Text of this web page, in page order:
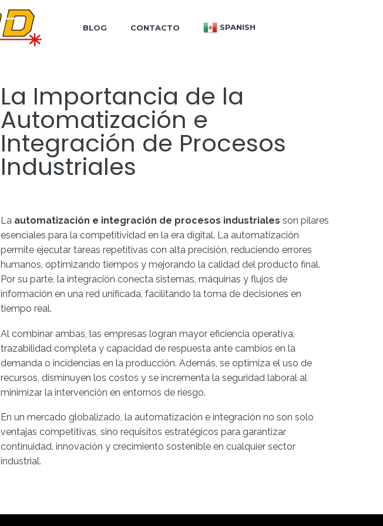
BLOG CONTACTO SPANISH
La Importancia de la
Automatización e
Integración de Procesos
Industriales
La automatización e integración de procesos industriales son pilares
esenciales para la competitividad en la era digital. La automatización
permite ejecutar tareas repetitivas con alta precisión, reduciendo errores
humanos, optimizando tiempos y mejorando la calidad del producto final.
Por su parte, la integración conecta sistemas, máquinas y flujos de
información en una red unificada, facilitando la toma de decisiones en
tiempo real.
Al combinar ambas, las empresas logran mayor eficiencia operativa,
trazabilidad completa y capacidad de respuesta ante cambios en la
demanda o incidencias en la producción. Además, se optimiza el uso de
recursos, disminuyen los costos y se incrementa la seguridad laboral al
minimizar la intervención en entornos de riesgo.
En un mercado globalizado, la automatización e integración no son solo
ventajas competitivas, sino requisitos estratégicos para garantizar
continuidad, innovación y crecimiento sostenible en cualquier sector
industrial.